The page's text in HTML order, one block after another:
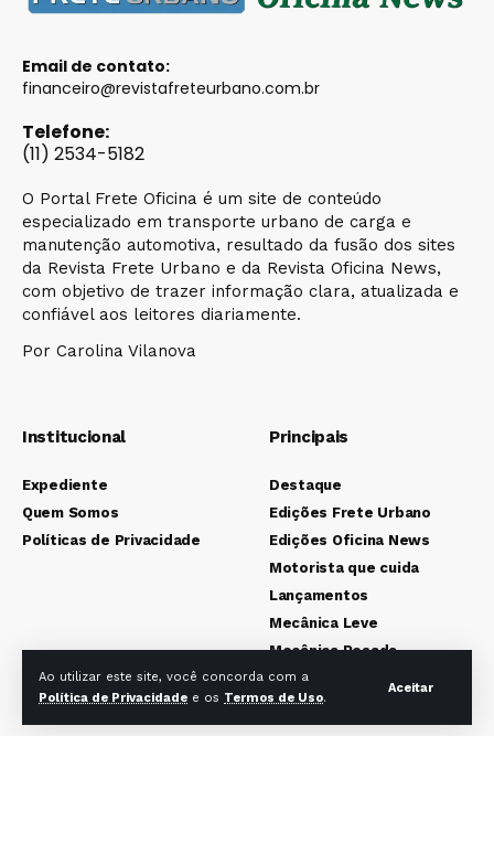
Ao utilizar este site, você concorda com a
Política de Privacidade e os Termos de Uso.
Aceitar
Email de contato:
financeiro@revistafreteurbano.com.br
Telefone:
(11) 2534-5182
O Portal Frete Oficina é um site de conteúdo
especializado em transporte urbano de carga e
manutenção automotiva, resultado da fusão dos sites
da Revista Frete Urbano e da Revista Oficina News,
com objetivo de trazer informação clara, atualizada e
confiável aos leitores diariamente.
Por Carolina Vilanova
Institucional
Expediente
Quem Somos
Políticas de Privacidade
Principais
Destaque
Edições Frete Urbano
Edições Oficina News
Motorista que cuida
Lançamentos
Mecânica Leve
Mecânica Pesada
Colunistas